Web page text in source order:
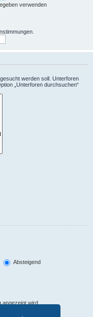
verwenden
werden soll. Unterforen
„Unterforen durchsuchen“
Absteigend
wird.